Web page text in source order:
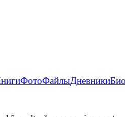
ФотоФайлыДневники